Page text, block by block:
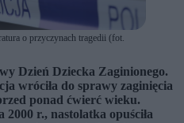
o przyczynach tragedii (fot.
Dzień Dziecka Zaginionego.
wróciła do sprawy zaginięcia
ponad ćwierć wieku.
r., nastolatka opuściła